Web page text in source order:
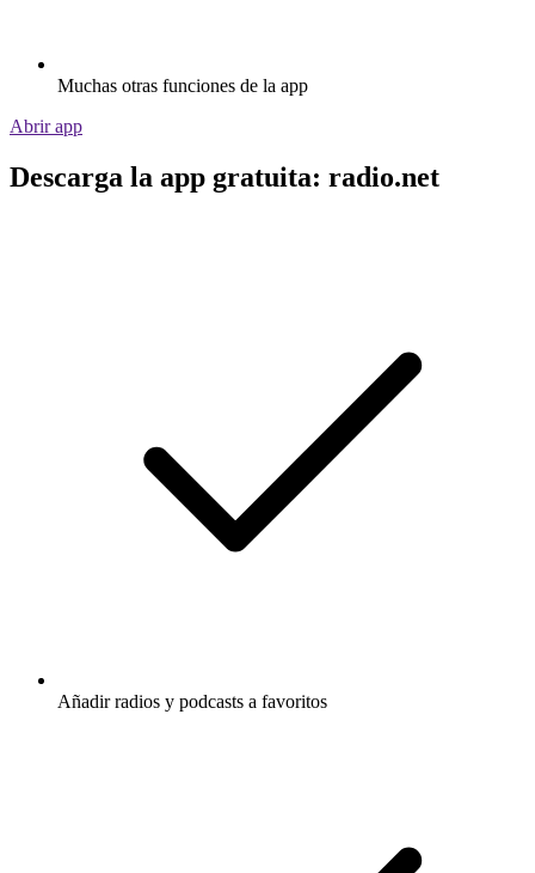
Muchas otras funciones de la app
Abrir app
Descarga la app gratuita: radio.net
Añadir radios y podcasts a favoritos